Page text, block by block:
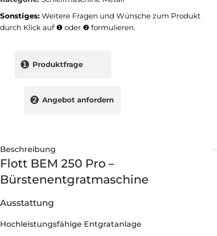
Sonstiges: Weitere Fragen und Wünsche zum Produkt
durch Klick auf ❶ oder ❷ formulieren.
❶ Produktfrage
❷ Angebot anfordern
Beschreibung
Flott BEM 250 Pro –
Bürstenentgratmaschine
Ausstattung
Hochleistungsfähige Entgratanlage